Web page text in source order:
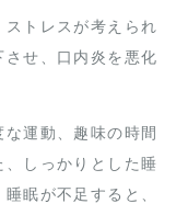
トレスが考えられ
させ、口内炎を悪化
運動、趣味の時間
しっかりとした睡
眠が不足すると、